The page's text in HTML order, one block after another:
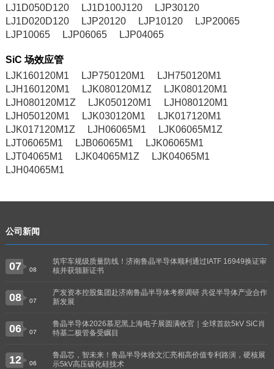
LJ1D050D120
LJ1D100J120
LJP30120
LJ1D020D120
LJP20120 LJP10120
LJP20065
LJP10065
LJP06065 LJP04065
SiC 场效应管
LJK160120M1
LJP750120M1
LJH750120M1
LJH160120M1
LJK080120M1Z
LJK080120M1
LJH080120M1Z
LJK050120M1
LJH080120M1
LJH050120M1
LJK030120M1
LJK017120M1
LJK017120M1Z
LJH06065M1
LJK06065M1Z
LJT06065M1
LJB06065M1
LJK06065M1
LJT04065M1
LJK04065M1Z
LJK04065M1
LJH04065M1
公司新闻
07 08
筑牢车规级质量防线！济南鲁晶半导体顺利通过IATF 16949换证审
核并获颁新证书
08 07
产发资本控股集团赴济南鲁晶半导体考察调研 共促半导体产业合作
新发展
06 07
鲁晶半导体2026慕尼黑上海电子展圆满收官｜全球首款5kV SiC肖
特基二极管备受瞩目
12 06
鲁晶芯，智未来！鲁晶半导体徐文汇亮相高价值专利路演，硬核展
示5kV高压碳化硅技术